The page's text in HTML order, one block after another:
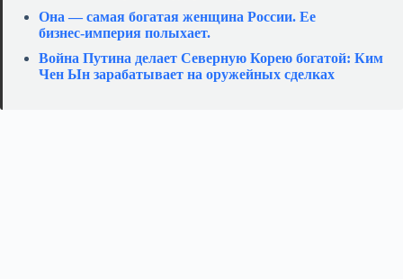
Она — самая богатая женщина России. Ее
бизнес‑империя полыхает.
Война Путина делает Северную Корею богатой: Ким
Чен Ын зарабатывает на оружейных сделках